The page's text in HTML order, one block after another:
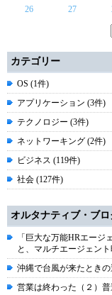
26
27
カテゴリー
OS (1件)
アプリケーション (3件)
テクノロジー (3件)
ネットワーキング (2件)
ビジネス (119件)
社会 (127件)
オルタナティブ・ブ
「巨大な万能HRエージ
と、マルチエージェン
沖縄で台風が来たとき
営業は終わった（２）